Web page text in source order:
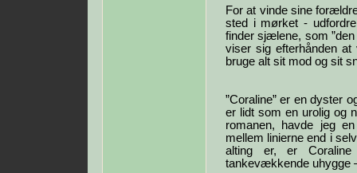
For at vinde sine
sted i mørket -
finder sjælene, som ”den
viser sig efterhånden
bruge alt sit mod og sit
”Coraline” er en dyster
er lidt som en urolig og
romanen, havde jeg
mellem linierne end i
alting er, er
tankevækkende uhygge